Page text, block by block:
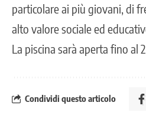
particolare ai più giovani, di
alto valore sociale ed
La piscina sarà aperta fino al
Condividi questo articolo